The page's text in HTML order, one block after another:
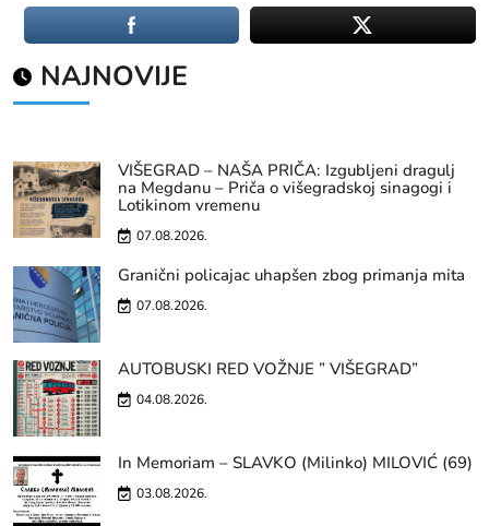
NAJNOVIJE
VIŠEGRAD – NAŠA PRIČA: Izgubljeni dragulj
na Megdanu – Priča o višegradskoj sinagogi i
Lotikinom vremenu
07.08.2026.
Granični policajac uhapšen zbog primanja mita
07.08.2026.
AUTOBUSKI RED VOŽNJE ” VIŠEGRAD”
04.08.2026.
In Memoriam – SLAVKO (Milinko) MILOVIĆ (69)
03.08.2026.